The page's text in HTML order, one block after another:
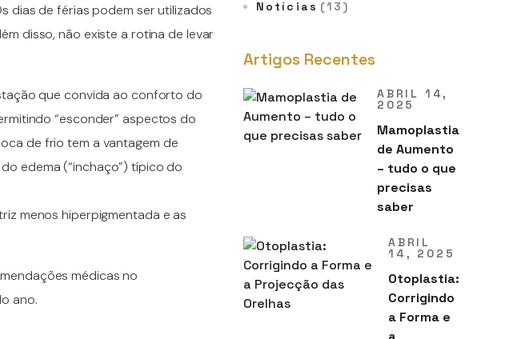
dias de férias podem ser utilizados
disso, não existe a rotina de levar
que convida ao conforto do
“esconder” aspectos do
de frio tem a vantagem de
edema (“inchaço”) típico do
menos hiperpigmentada e as
médicas no
ano.
Notícias (13)
Artigos Recentes
ABRIL 14,
2025
Mamoplastia
de Aumento
– tudo o que
precisas
saber
ABRIL
14, 2025
Otoplastia:
Corrigindo
a Forma e